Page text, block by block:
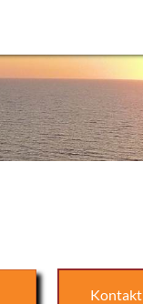
Kontakt